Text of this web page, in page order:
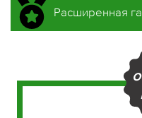
Расширенная